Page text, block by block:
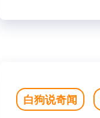
白狗说奇闻